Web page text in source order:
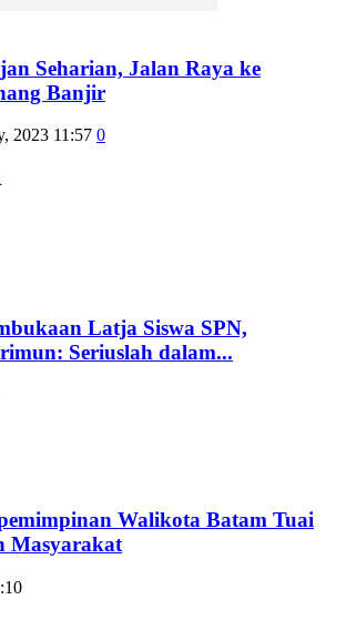
Seharian, Jalan Raya ke
Banjir
2023 11:57 0
Latja Siswa SPN,
Seriuslah dalam...
Walikota Batam Tuai
Masyarakat